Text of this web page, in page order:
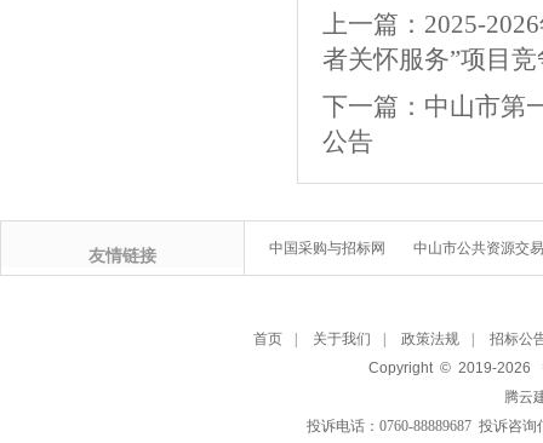
上一篇： 2025-
者关怀服务”项目
下一篇： 中山市第
公告
友情链接 中国采购与招标网 中山市公共资源交
首页 关于我们 政策法规
招标公
Copyright © 2019-2026
腾云
投诉电话：0760-88889687 投诉咨